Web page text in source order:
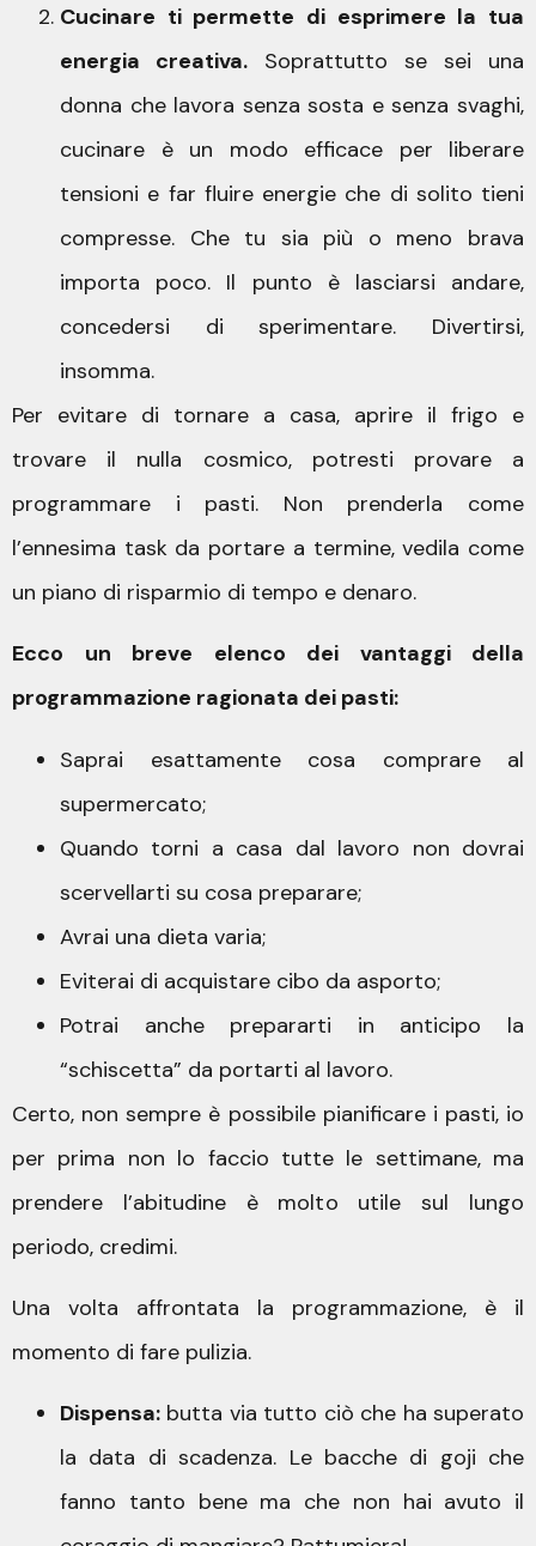
Cucinare ti permette di esprimere la tua
energia creativa. Soprattutto se sei una
donna che lavora senza sosta e senza svaghi,
cucinare è un modo efficace per liberare
tensioni e far fluire energie che di solito tieni
compresse. Che tu sia più o meno brava
importa poco. Il punto è lasciarsi andare,
concedersi di sperimentare. Divertirsi,
insomma.
Per evitare di tornare a casa, aprire il frigo e
trovare il nulla cosmico, potresti provare a
programmare i pasti. Non prenderla come
l’ennesima task da portare a termine, vedila come
un piano di risparmio di tempo e denaro.
Ecco un breve elenco dei vantaggi della
programmazione ragionata dei pasti:
Saprai esattamente cosa comprare al
supermercato;
Quando torni a casa dal lavoro non dovrai
scervellarti su cosa preparare;
Avrai una dieta varia;
Eviterai di acquistare cibo da asporto;
Potrai anche prepararti in anticipo la
“schiscetta” da portarti al lavoro.
Certo, non sempre è possibile pianificare i pasti, io
per prima non lo faccio tutte le settimane, ma
prendere l’abitudine è molto utile sul lungo
periodo, credimi.
Una volta affrontata la programmazione, è il
momento di fare pulizia.
Dispensa: butta via tutto ciò che ha superato
la data di scadenza. Le bacche di goji che
fanno tanto bene ma che non hai avuto il